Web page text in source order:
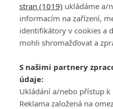
stran (1019) ukládáme a/
informacím na zařízení,
identifikátory v cookies a
mohli shromažďovat a
S našimi partnery
údaje:
Ukládání a/nebo přístup
Reklama založená na